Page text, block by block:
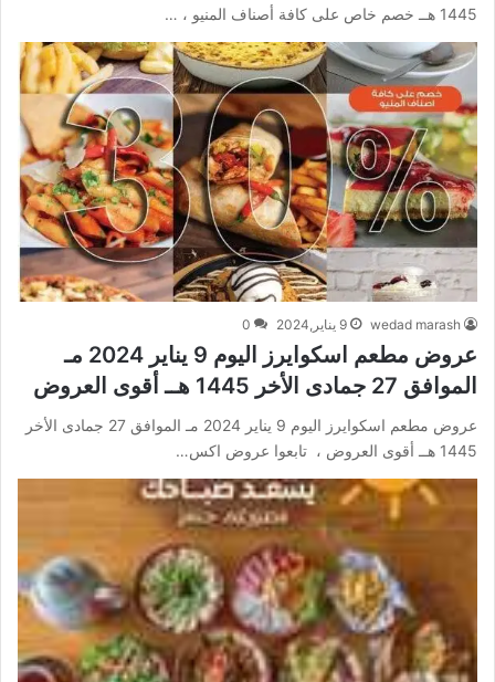
1445 هــ خصم خاص على كافة أصناف المنيو ، …
wedad marash 9 يناير,2024 0
عروض مطعم اسكوايرز اليوم 9 يناير 2024 مـ
الموافق 27 جمادى الأخر 1445 هــ أقوى العروض
عروض مطعم اسكوايرز اليوم 9 يناير 2024 مـ الموافق 27 جمادى الأخر
1445 هــ أقوى العروض ، تابعوا عروض اكس…